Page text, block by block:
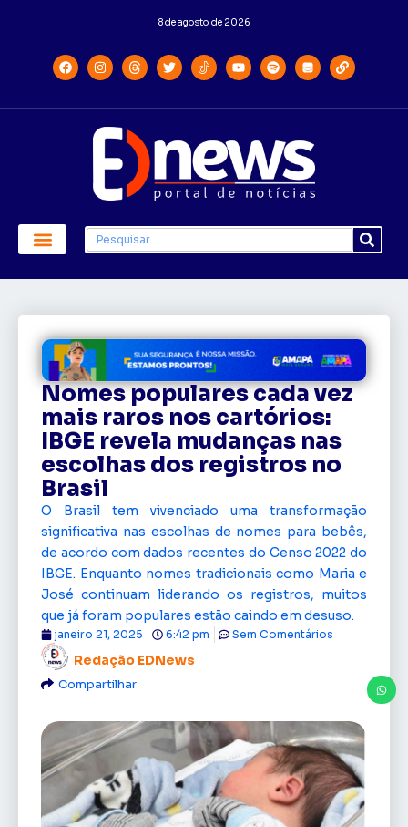
8 de agosto de 2026
Nomes populares cada vez
mais raros nos cartórios:
IBGE revela mudanças nas
escolhas dos registros no
Brasil
O Brasil tem vivenciado uma transformação
significativa nas escolhas de nomes para bebês,
de acordo com dados recentes do Censo 2022 do
IBGE. Enquanto nomes tradicionais como Maria e
José continuam liderando os registros, muitos
que já foram populares estão caindo em desuso.
Redação EDNews
janeiro 21, 2025 6:42 pm Sem Comentários
Compartilhar